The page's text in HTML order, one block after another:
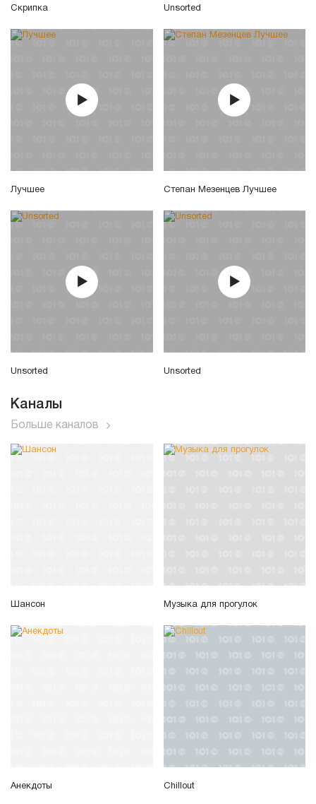
Скрипка Unsorted
Лучшее Степан Мезенцев Лучшее
Unsorted Unsorted
Каналы
Больше каналов
Шансон Музыка для прогулок
Анекдоты Chillout